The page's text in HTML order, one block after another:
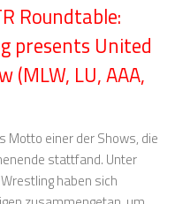
Roundtable:
presents United
(MLW, LU, AAA,
Motto einer der Shows, die
stattfand. Unter
haben sich